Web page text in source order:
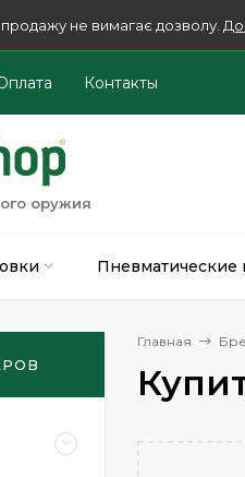
продажу не вимагає дозволу.
Контакты
оружия
Пневматические
Главная